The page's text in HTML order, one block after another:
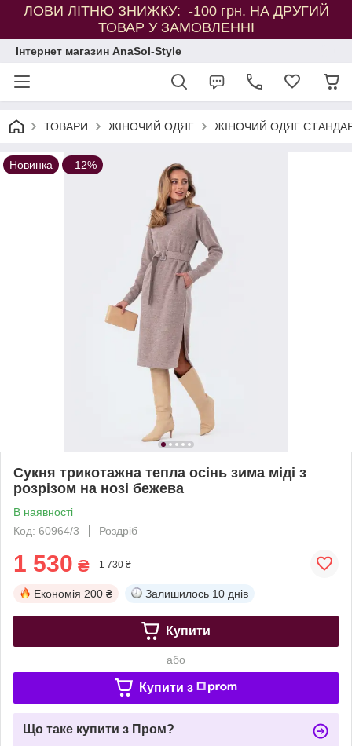
ЛОВИ ЛІТНЮ ЗНИЖКУ: -100 грн. НА ДРУГИЙ
ТОВАР У ЗАМОВЛЕННІ
Інтернет магазин AnaSol-Style
ТОВАРИ ЖІНОЧИЙ ОДЯГ ЖІНОЧИЙ ОДЯГ
Новинка –12%
Сукня трикотажна тепла осінь зима міді з
розрізом на нозі бежева
В наявності
Код: 60964/3
Роздріб
1 530 ₴ 1 730 ₴
Економія 200 ₴ Залишилось 10 днів
Купити
або
Купити з
Що таке купити з Пром?